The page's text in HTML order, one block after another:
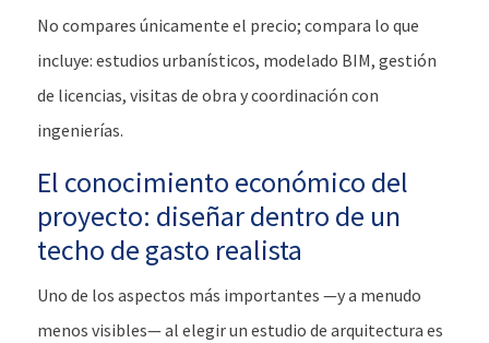
No compares únicamente el precio; compara lo que
incluye: estudios urbanísticos, modelado BIM, gestión
de licencias, visitas de obra y coordinación con
ingenierías.
El conocimiento económico del
proyecto: diseñar dentro de un
techo de gasto realista
Uno de los aspectos más importantes —y a menudo
menos visibles— al elegir un estudio de arquitectura es